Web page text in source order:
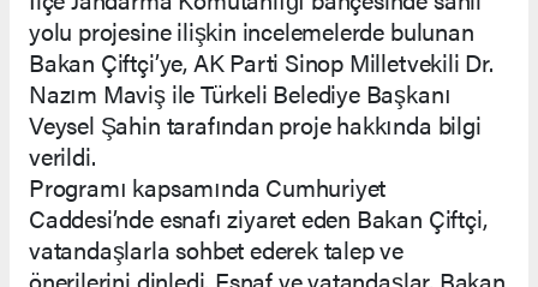
yolu projesine ilişkin incelemelerde bulunan
Bakan Çiftçi’ye, AK Parti Sinop Milletvekili Dr.
Nazım Maviş ile Türkeli Belediye Başkanı
Veysel Şahin tarafından proje hakkında bilgi
verildi.
Programı kapsamında Cumhuriyet
Caddesi’nde esnafı ziyaret eden Bakan Çiftçi,
vatandaşlarla sohbet ederek talep ve
önerilerini dinledi. Esnaf ve vatandaşlar, Bakan